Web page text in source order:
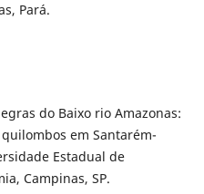
Pará.
do Baixo rio Amazonas:
em Santarém-
Estadual de
Campinas, SP.